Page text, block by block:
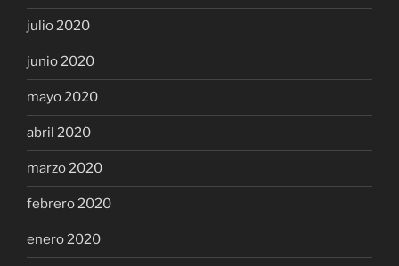
julio 2020
junio 2020
mayo 2020
abril 2020
marzo 2020
febrero 2020
enero 2020